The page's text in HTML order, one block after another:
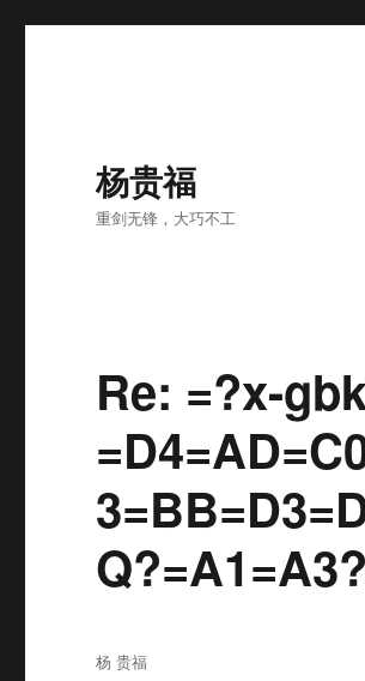
杨贵福
重剑无锋，大巧不工
Re: =?x-
Author
杨 贵福